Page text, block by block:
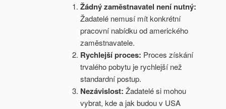
Žádný zaměstnavatel není nutný:
Žadatelé nemusí mít konkrétní
pracovní nabídku od amerického
zaměstnavatele.
Rychlejší proces: Proces získání
trvalého pobytu je rychlejší než
standardní postup.
Nezávislost: Žadatelé si mohou
vybrat, kde a jak budou v USA